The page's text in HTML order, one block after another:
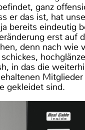
ganz
er das ist, hat
bereits eindeutig
erst auf
denn nach wie
in das die
gekleidet sind.